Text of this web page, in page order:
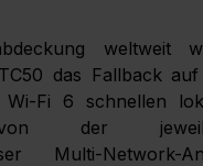
weltweit
das Fallback auf
Fi 6 schnellen
der
Multi-Network-